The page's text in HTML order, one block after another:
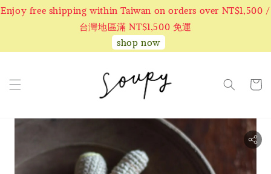
Enjoy free shipping within Taiwan on orders over NT$1,500 /
台灣地區滿 NT$1,500 免運
shop now